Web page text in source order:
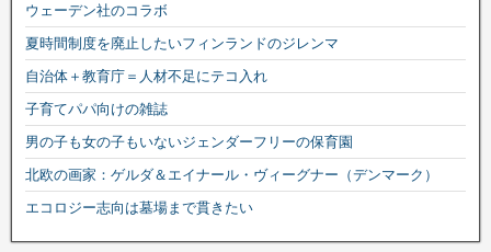
ウェーデン社のコラボ
夏時間制度を廃止したいフィンランドのジレンマ
自治体＋教育庁＝人材不足にテコ入れ
子育てパパ向けの雑誌
男の子も女の子もいないジェンダーフリーの保育園
北欧の画家：ゲルダ＆エイナール・ヴィーグナー（デンマーク）
エコロジー志向は墓場まで貫きたい